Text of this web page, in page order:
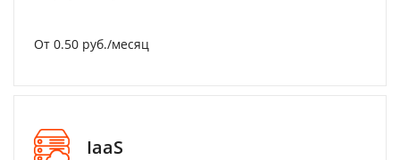
От 0.50 руб./месяц
IaaS